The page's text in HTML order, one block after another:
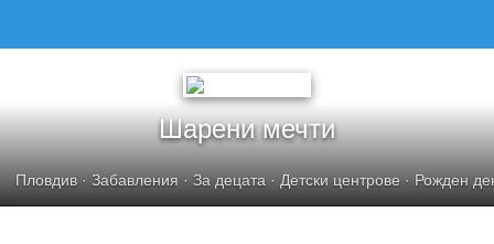
Шарени мечти
Пловдив· Забавления · За децата · Детски центрове · Рожден